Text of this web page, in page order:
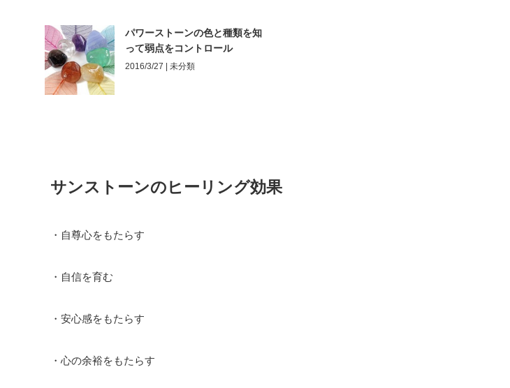
パワーストーンの色と種類を知
って弱点をコントロール
2016/3/27 | 未分類
サンストーンのヒーリング効果
・自尊心をもたらす
・自信を育む
・安心感をもたらす
・心の余裕をもたらす